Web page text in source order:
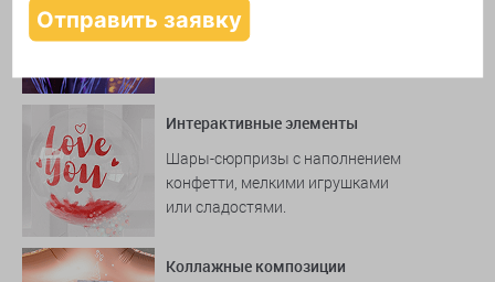
LED-шары и светодиодные гирлянды
для вечерних мероприятий и создания
Интерактивные элементы
Шары-сюрпризы с наполнением
конфетти, мелкими игрушками
или сладостями.
Коллажные композиции